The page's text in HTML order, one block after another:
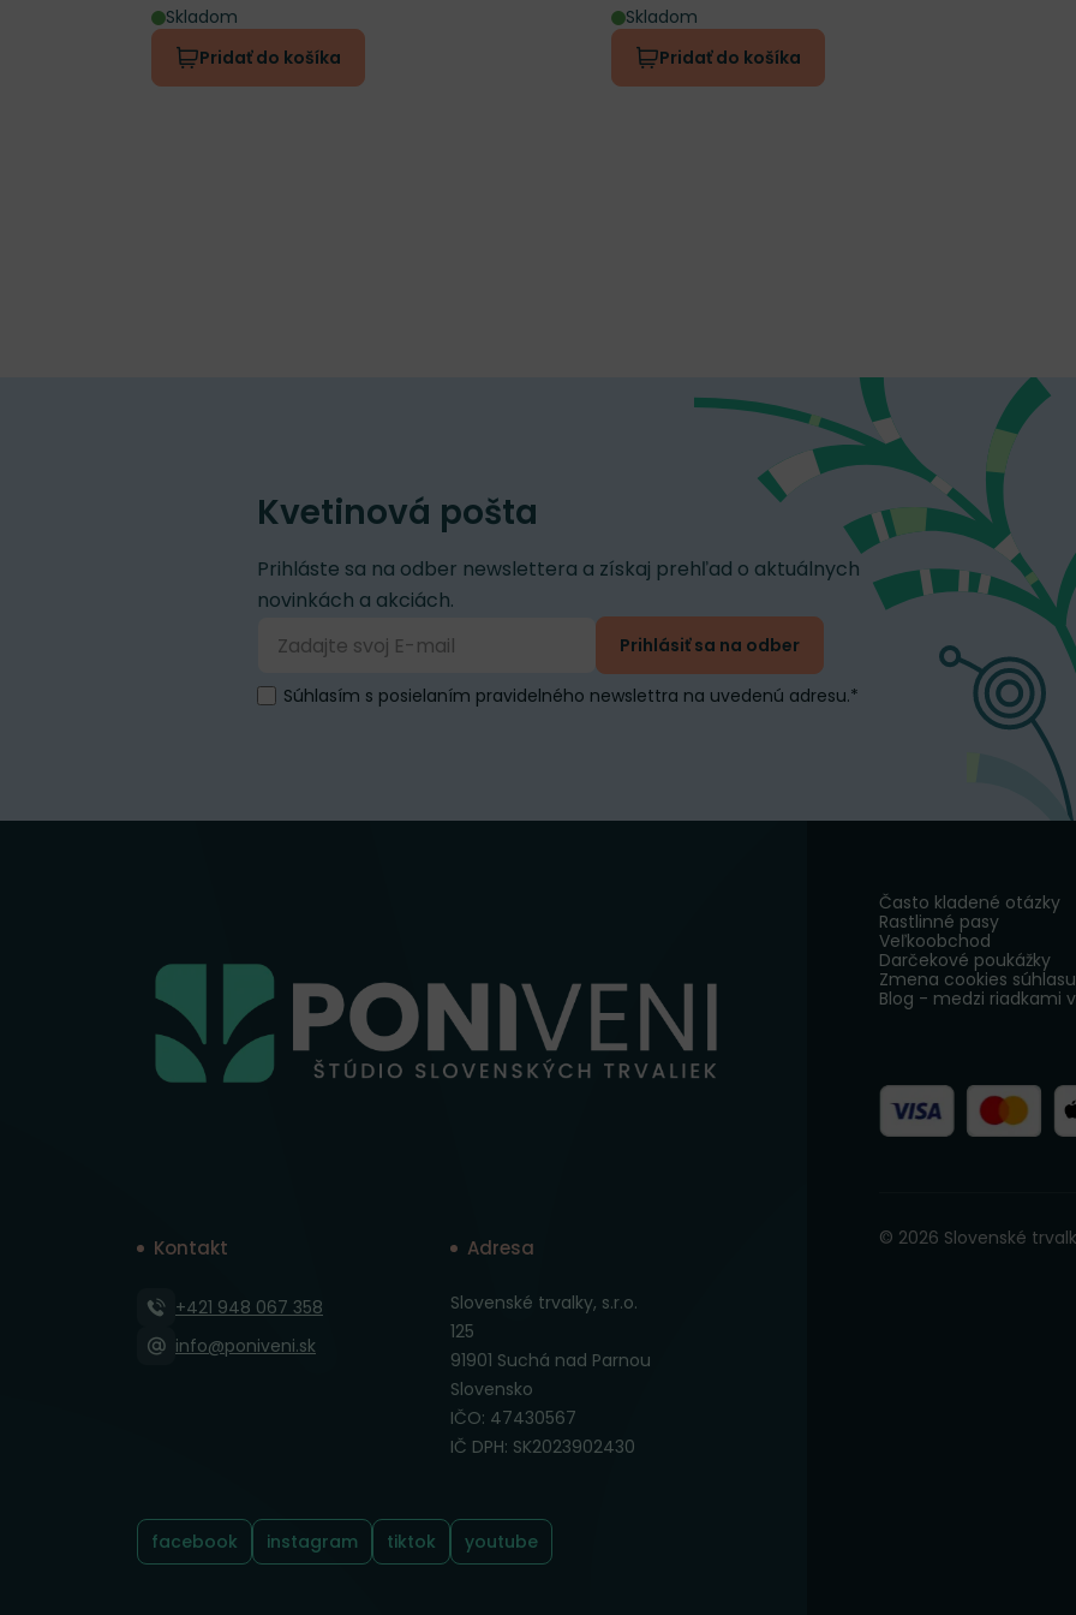
Skladom
Pridať do košíka
Skladom
Pridať do košíka
Kvetinová pošta
Prihláste sa na odber newslettera a získaj prehľad o aktuálnych
novinkách a akciách.
Prihlásiť sa na odber
Súhlasím s posielaním pravidelného newslettra na uvedenú adresu.*
Kontakt
+421 948 067 358
info@poniveni.sk
Adresa
Slovenské trvalky, s.r.o.
125
91901 Suchá nad Parnou
Slovensko
IČO: 47430567
IČ DPH: SK2023902430
Sledujte nás:
facebook instagram tiktok youtube
Často kladené otázky
Rastlinné pasy
Veľkoobchod
Darčekové poukážky
Zmena cookies súhlasu
Blog - medzi riadkami
© 2026 Slovenské